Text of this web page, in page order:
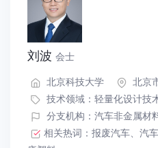
刘波 会士
北京科技大学
北京
技术领域： 轻量化设计技
分支机构：汽车非金属材
相关热词： 报废汽车、 汽